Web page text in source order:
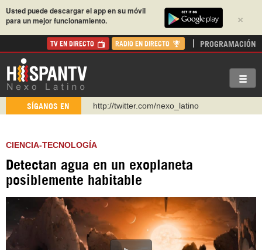
×
Usted puede descargar el app en su móvil
para un mejor funcionamiento.
TV EN DIRECTO RADIO EN DIRECTO PROGRAMACIÓN
SÍGANOS EN
http://twitter.com/nexo_latino
https://urmedium.com/c/hispantv
WhatsApp y Viber: +98 921 79 29 404
Instagram como: hispan_tv
https://www.youtube.com/@nexo_latino
CIENCIA-TECNOLOGÍA
Detectan agua en un exoplaneta
posiblemente habitable